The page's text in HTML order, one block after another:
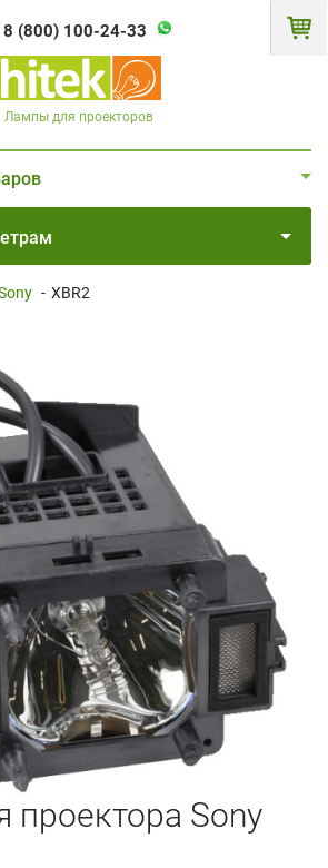
8 (800) 100-24-33
Лампы для проекторов
- XBR2
проектора Sony